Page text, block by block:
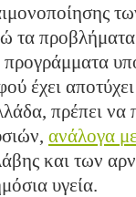
τα
προγράμματα
έχει
πρέπει να
ανάλογα
και των
υγεία.